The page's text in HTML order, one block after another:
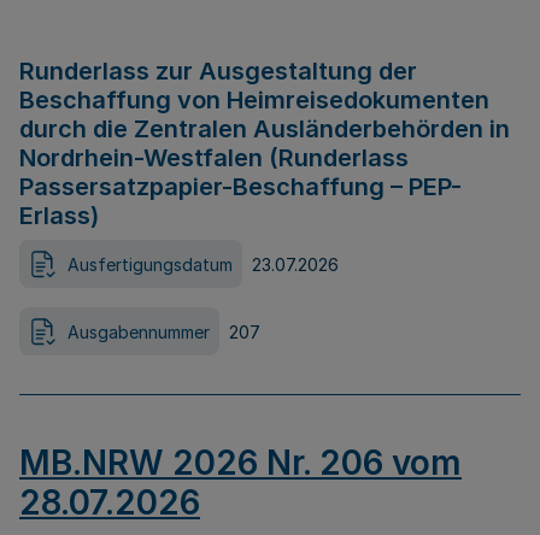
Runderlass zur Ausgestaltung der
Beschaffung von Heimreisedokumenten
durch die Zentralen Ausländerbehörden in
Nordrhein-Westfalen (Runderlass
Passersatzpapier-Beschaffung – PEP-
Erlass)
Ausfertigungsdatum 23.07.2026
Ausgabennummer 207
MB.NRW 2026 Nr. 206 vom
28.07.2026